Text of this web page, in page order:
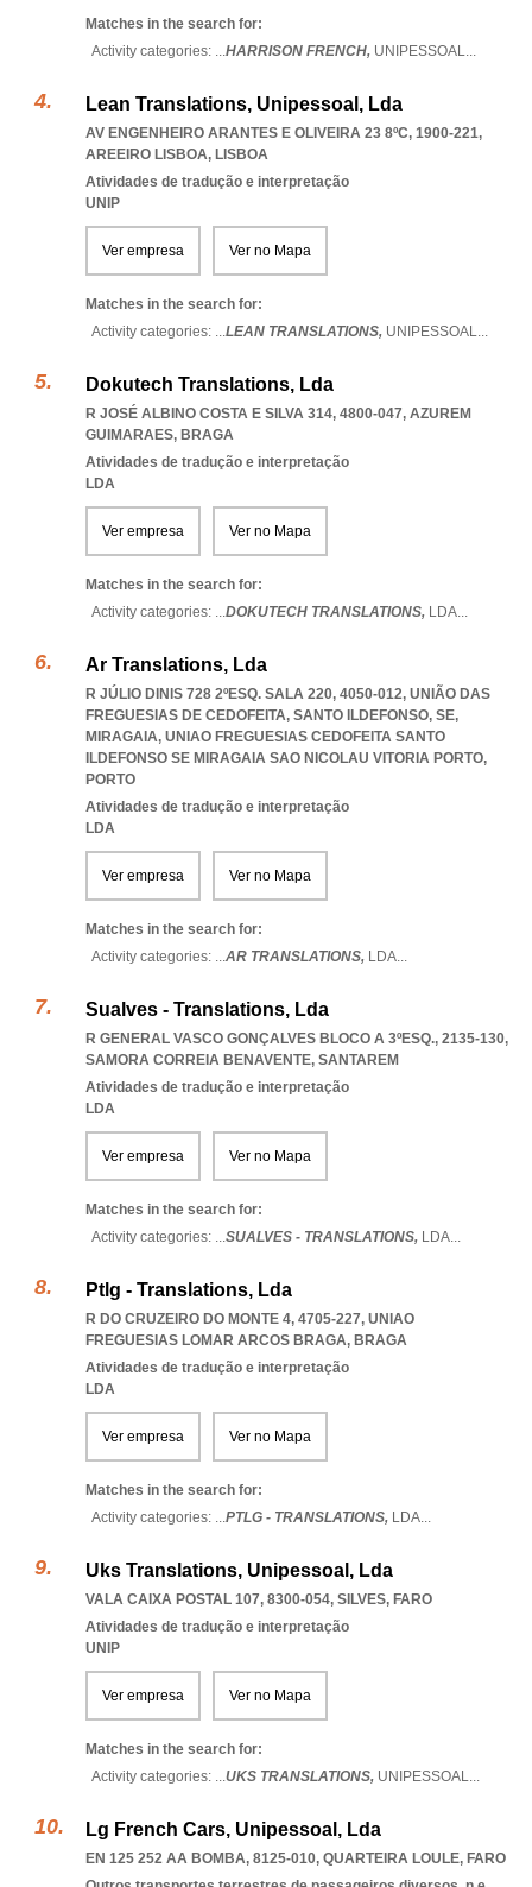
Matches in the search for:
Activity categories: ...HARRISON FRENCH, UNIPESSOAL...
Lean Translations, Unipessoal, Lda
AV ENGENHEIRO ARANTES E OLIVEIRA 23 8ºC, 1900-221,
AREEIRO LISBOA, LISBOA
Atividades de tradução e interpretação
UNIP
Ver empresa Ver no Mapa
Matches in the search for:
Activity categories: ...LEAN TRANSLATIONS, UNIPESSOAL...
Dokutech Translations, Lda
R JOSÉ ALBINO COSTA E SILVA 314, 4800-047, AZUREM
GUIMARAES, BRAGA
Atividades de tradução e interpretação
LDA
Ver empresa Ver no Mapa
Matches in the search for:
Activity categories: ...DOKUTECH TRANSLATIONS, LDA...
Ar Translations, Lda
R JÚLIO DINIS 728 2ºESQ. SALA 220, 4050-012, UNIÃO DAS
FREGUESIAS DE CEDOFEITA, SANTO ILDEFONSO, SE,
MIRAGAIA, UNIAO FREGUESIAS CEDOFEITA SANTO
ILDEFONSO SE MIRAGAIA SAO NICOLAU VITORIA PORTO,
PORTO
Atividades de tradução e interpretação
LDA
Ver empresa Ver no Mapa
Matches in the search for:
Activity categories: ...AR TRANSLATIONS, LDA...
Sualves - Translations, Lda
R GENERAL VASCO GONÇALVES BLOCO A 3ºESQ., 2135-130,
SAMORA CORREIA BENAVENTE, SANTAREM
Atividades de tradução e interpretação
LDA
Ver empresa Ver no Mapa
Matches in the search for:
Activity categories: ...SUALVES - TRANSLATIONS, LDA...
Ptlg - Translations, Lda
R DO CRUZEIRO DO MONTE 4, 4705-227, UNIAO
FREGUESIAS LOMAR ARCOS BRAGA, BRAGA
Atividades de tradução e interpretação
LDA
Ver empresa Ver no Mapa
Matches in the search for:
Activity categories: ...PTLG - TRANSLATIONS, LDA...
Uks Translations, Unipessoal, Lda
VALA CAIXA POSTAL 107, 8300-054, SILVES, FARO
Atividades de tradução e interpretação
UNIP
Ver empresa Ver no Mapa
Matches in the search for:
Activity categories: ...UKS TRANSLATIONS, UNIPESSOAL...
Lg French Cars, Unipessoal, Lda
EN 125 252 AA BOMBA, 8125-010, QUARTEIRA LOULE, FARO